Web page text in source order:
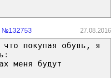
№132753 27.08.2016
покупая обувь, я
меня будут